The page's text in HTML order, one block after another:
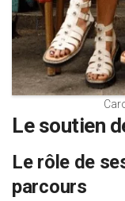
Le soutien
Le rôle de
parcours